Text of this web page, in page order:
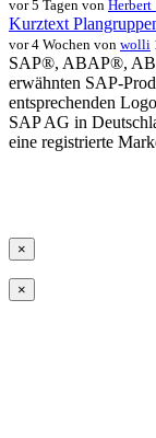
vor 5 Tagen von
Kurztext
vor 4 Wochen von wolli
SAP®, ABAP®,
erwähnten SAP-
entsprechenden
SAP AG in
eine registrierte
×
×